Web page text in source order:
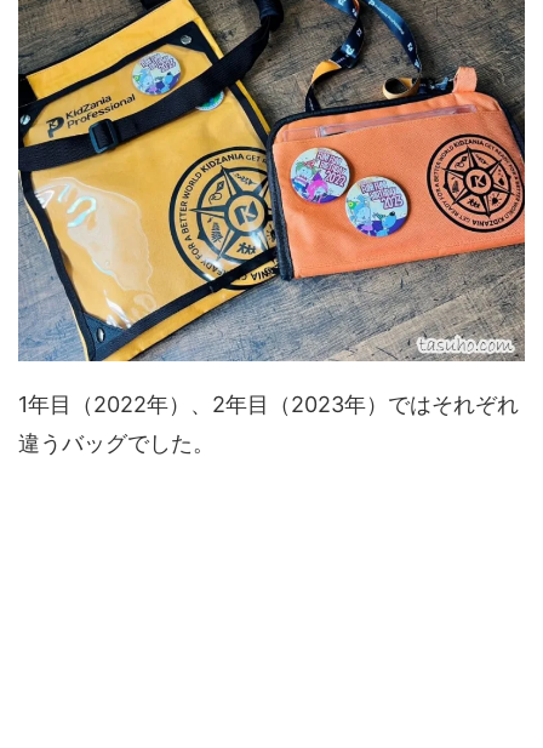
1年目（2022年）、2年目（2023年）ではそれぞれ
違うバッグでした。